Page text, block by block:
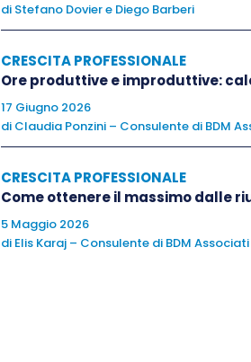
fonte indispensabile di contatti,
3 errori da evitare quando cerchi
Sii costante: Troppo spesso i
non va a buon fine e si
media distanza: ci vuole tempo
quindi datti il tempo giusto per
Identifica una nicchia
connessioni in modo un po’
di Stefano Doviere Diego Barberi
CRESCITA PROFESSIONALE
Ore produttive e improduttive:
17 Giugno 2026
di Claudia Ponzini – Consulente di BDM
CRESCITA PROFESSIONALE
Come ottenere il massimo dalle
5 Maggio 2026
di Elis Karaj – Consulente di BDM Associati